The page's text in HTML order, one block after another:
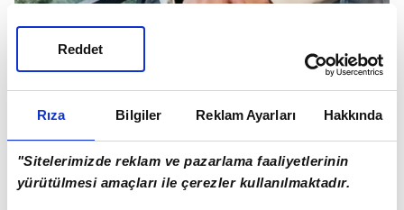
Rıza Bilgiler Reklam Ayarları Hakkında
"Sitelerimizde reklam ve pazarlama faaliyetlerinin
yürütülmesi amaçları ile çerezler kullanılmaktadır.
Reddet